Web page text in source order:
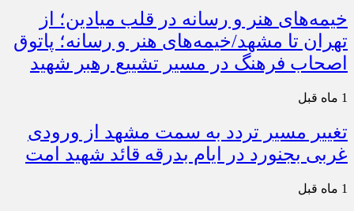
خیمه‌های هنر و رسانه در قلب میادین؛ از
تهران تا مشهد/خیمه‌های هنر و رسانه؛ پاتوق
اصحاب فرهنگ در مسیر تشییع رهبر شهید
1 ماه قبل
تغییر مسیر تردد به سمت مشهد از ورودی
غربی بجنورد در ایام بدرقه قائد شهید امت
1 ماه قبل